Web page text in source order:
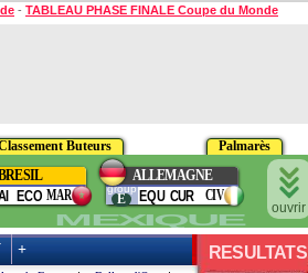
- TABLEAU PHASE FINALE Coupe du Monde
Buteurs Palmarès
MAR
ECO group
E
ALLEMAGNE
CIV
EQU CUR
ouvrir
MEXIQUE
+ RESULTATS